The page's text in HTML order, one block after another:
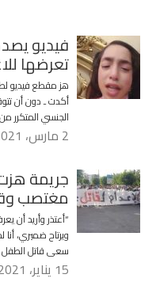
فيديو
تعرضها
أكدت ـ دون أن
الجنسي المتكرر
2 مارس، 2021
جريمة
مغتصب
“أعتذر وأريد أن
ويرتاح ضميري،
سعى قاتل الطفل
15 يناير، 2021